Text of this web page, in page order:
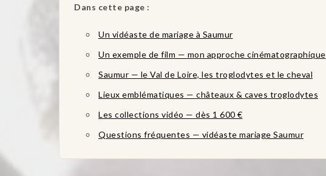
Dans cette page :
Un vidéaste de mariage à Saumur
Un exemple de film — mon approche cinématographique
Saumur — le Val de Loire, les troglodytes et le cheval
Lieux emblématiques — châteaux & caves troglodytes
Les collections vidéo — dès 1 600 €
Questions fréquentes — vidéaste mariage Saumur